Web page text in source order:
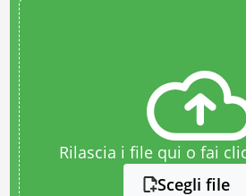
Rilascia i file qui o fai
Scegli file